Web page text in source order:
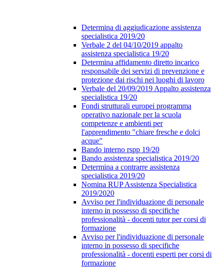
Determina di aggiudicazione assistenza
specialistica 2019/20
Verbale 2 del 04/10/2019 appalto
assistenza specialistica 19/20
Determina affidamento diretto incarico
responsabile dei servizi di prevenzione e
protezione dai rischi nei luoghi di lavoro
Verbale del 20/09/2019 Appalto assistenza
specialistica 19/20
Fondi strutturali europei programma
operativo nazionale per la scuola
competenze e ambienti per
l'apprendimento "chiare fresche e dolci
acque"
Bando interno rspp 19/20
Bando assistenza specialistica 2019/20
Determina a contrarre assistenza
specialistica 2019/20
Nomina RUP Assistenza Specialistica
2019/2020
Avviso per l'individuazione di personale
interno in possesso di specifiche
professionalità - docenti tutor per corsi di
formazione
Avviso per l'individuazione di personale
interno in possesso di specifiche
professionalità - docenti esperti per corsi di
formazione